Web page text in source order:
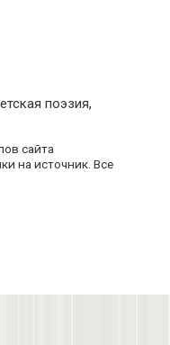
поэзия,
сайта
на источник. Все